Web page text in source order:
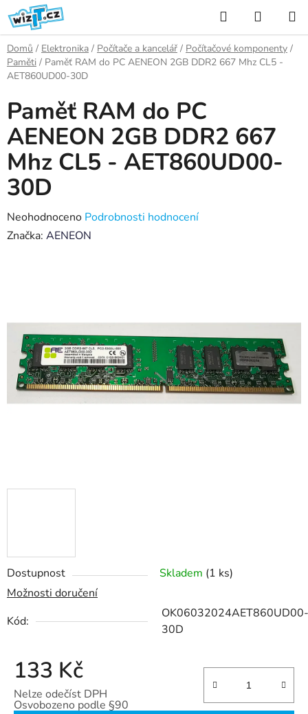
Přejít
na
obsah
Hledat
KOŠÍK
Domů / Elektronika / Počítače a kancelář / Počítačové komponenty /
Paměti / Paměť RAM do PC AENEON 2GB DDR2 667 Mhz CL5 -
AET860UD00-30D
Dostupnost Skladem (1 ks)
Možnosti doručení
Kód:
OK06032024AET860UD00-
30D
133 Kč
Nelze odečíst DPH
Osvobozeno podle §90
Paměť RAM do PC
AENEON 2GB DDR2 667
Mhz CL5 - AET860UD00-
30D
Průměrné
hodnocení
hvězdiček.
Neohodnoceno Podrobnosti hodnocení
Značka: AENEON